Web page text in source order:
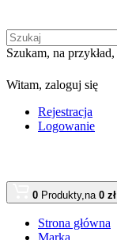
Szukam, na przykład,
Witam, zaloguj się
Rejestracja
Logowanie
0 Produkty,na 0 zł
Strona główna
Marka